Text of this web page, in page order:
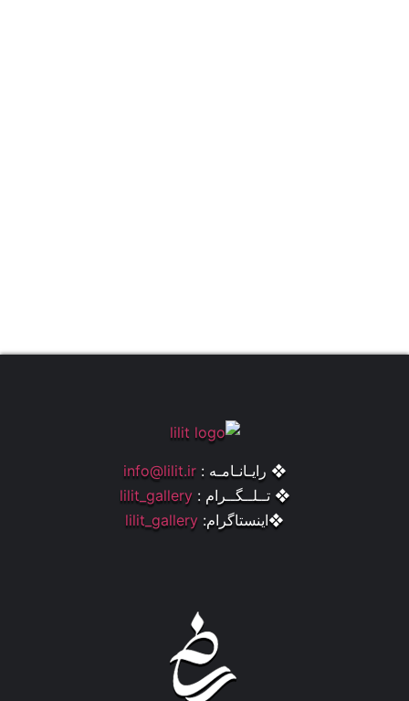
❖ رایـانـامـه : info@lilit.ir
❖ تــلــگــرام : lilit_gallery
❖اینستاگرام: lilit_gallery